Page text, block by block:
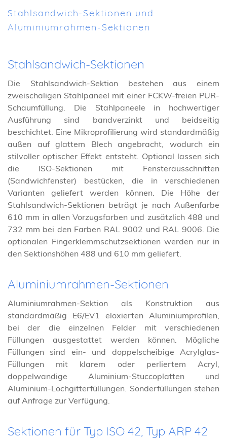
Stahlsandwich-Sektionen und
Aluminiumrahmen-Sektionen
Stahlsandwich-Sektionen
Die Stahlsandwich-Sektion bestehen aus einem
zweischaligen Stahlpaneel mit einer FCKW-freien PUR-
Schaumfüllung. Die Stahlpaneele in hochwertiger
Ausführung sind bandverzinkt und beidseitig
beschichtet. Eine Mikroprofilierung wird standardmäßig
außen auf glattem Blech angebracht, wodurch ein
stilvoller optischer Effekt entsteht. Optional lassen sich
die ISO-Sektionen mit Fensterausschnitten
(Sandwichfenster) bestücken, die in verschiedenen
Varianten geliefert werden können. Die Höhe der
Stahlsandwich-Sektionen beträgt je nach Außenfarbe
610 mm in allen Vorzugsfarben und zusätzlich 488 und
732 mm bei den Farben RAL 9002 und RAL 9006. Die
optionalen Fingerklemmschutzsektionen werden nur in
den Sektionshöhen 488 und 610 mm geliefert.
Aluminiumrahmen-Sektionen
Aluminiumrahmen-Sektion als Konstruktion aus
standardmäßig E6/EV1 eloxierten Aluminiumprofilen,
bei der die einzelnen Felder mit verschiedenen
Füllungen ausgestattet werden können. Mögliche
Füllungen sind ein- und doppelscheibige Acrylglas-
Füllungen mit klarem oder perliertem Acryl,
doppelwandige Aluminium-Stuccoplatten und
Aluminium-Lochgitterfüllungen. Sonderfüllungen stehen
auf Anfrage zur Verfügung.
Sektionen für Typ ISO 42, Typ ARP 42